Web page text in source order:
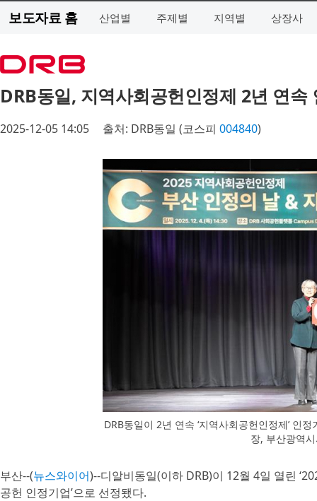
보도자료 홈 산업별 주제별 지역별 상장사
DRB동일, 지역사회공헌인정제 2년 연속
2025-12-05 14:05 출처: DRB동일 (코스피 004840)
DRB동일이 2년 연속 ‘지역사회공헌인정제’ 인
장, 부산광역
부산--(뉴스와이어)--디알비동일(이하 DRB)이 12월 4일 열린
공헌 인정기업’으로 선정됐다.